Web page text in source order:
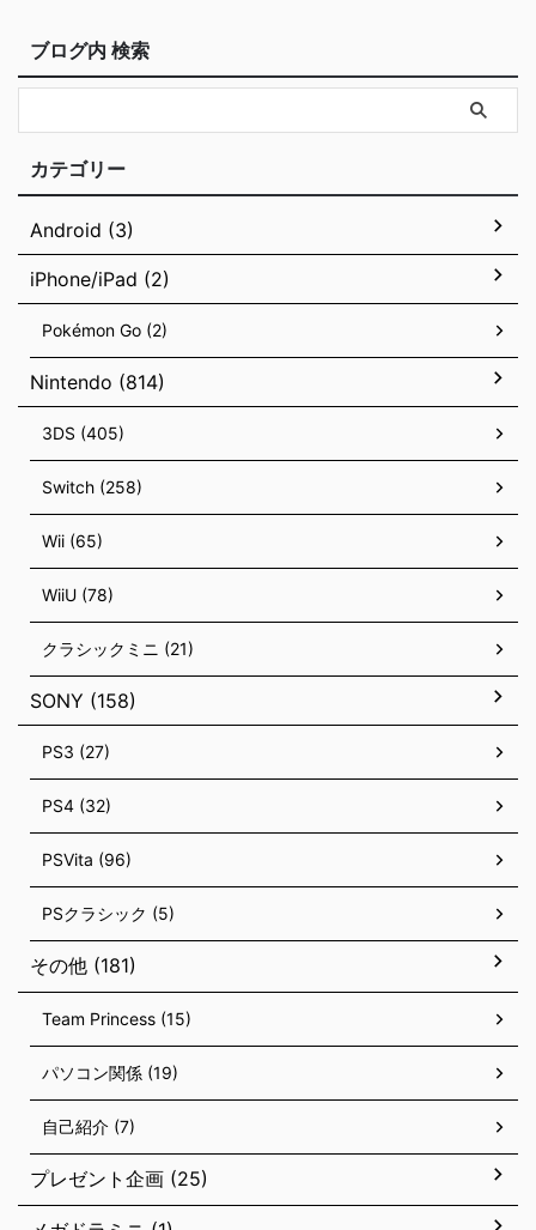
ブログ内 検索
カテゴリー
Android (3)
iPhone/iPad (2)
Pokémon Go (2)
Nintendo (814)
3DS (405)
Switch (258)
Wii (65)
WiiU (78)
クラシックミニ (21)
SONY (158)
PS3 (27)
PS4 (32)
PSVita (96)
PSクラシック (5)
その他 (181)
Team Princess (15)
パソコン関係 (19)
自己紹介 (7)
プレゼント企画 (25)